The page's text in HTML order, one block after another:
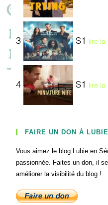
3 S1 lire la
4 S1 lire la
FAIRE UN DON À
Vous aimez le blog Lubie en
passionnée. Faites un don, il
améliorer la visibilité du blog !